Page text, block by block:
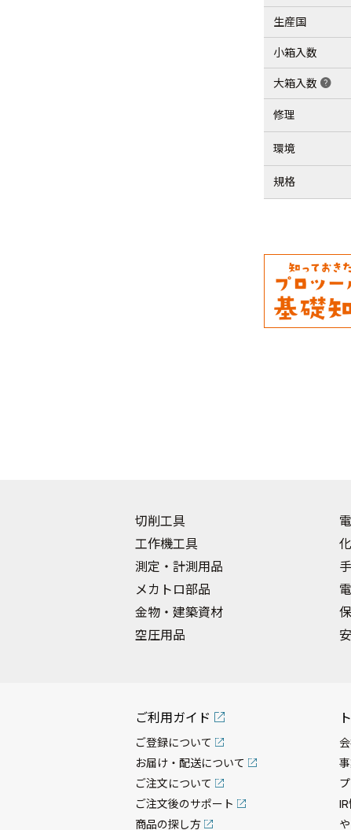
生産国
小箱入数
大箱入数 help
修理
環境
規格
切削工具
工作機工具
測定・計測用品
メカトロ部品
金物・建築資材
空圧用品
ご利用ガイド
ご登録について
お届け・配送について
ご注文について
ご注文後のサポート
商品の探し方